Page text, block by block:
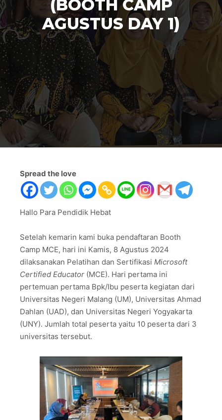
(BOOTH CAMP
AGUSTUS DAY 1)
Spread the love
Hallo Para Pendidik Hebat
Setelah kemarin kami buka pendaftaran Booth
Camp MCE, hari ini Kamis, 8 Agustus 2024
dilaksanakan Pelatihan dan Sertifikasi Microsoft
Certified Educator (MCE). Hari pertama ini
pertemuan pertama Bpk/Ibu peserta kegiatan dari
Universitas Negeri Malang (UM), Universitas Ahmad
Dahlan (UAD), dan Universitas Negeri Yogyakarta
(UNY). Jumlah total peserta yaitu 10 peserta dari 3
universitas tersebut.